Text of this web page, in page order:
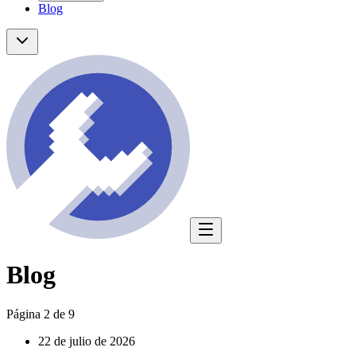
Blog
Blog
Página 2 de 9
22 de julio de 2026